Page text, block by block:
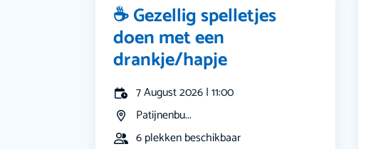
☕ Gezellig spelletjes
doen met een
drankje/hapje
7 August 2026 | 11:00
Patijnenbu...
6 plekken beschikbaar